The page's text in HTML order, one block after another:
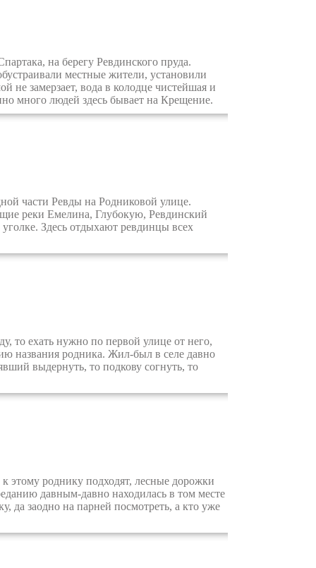
на берегу Ревдинского пруда.
местные жители, установили
не замерзает, вода в колодце чистейшая и
много людей здесь бывает на Крещение.
части Ревды на Родниковой улице.
реки Емелина, Глубокую, Ревдинский
Здесь отдыхают ревдинцы всех
то ехать нужно по первой улице от него,
названия родника. Жил-был в селе давно
выдернуть, то подкову согнуть, то
роднику подходят, лесные дорожки
давным-давно находилась в том месте
да заодно на парней посмотреть, а кто уже